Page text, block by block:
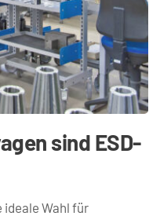
sind ESD-
ideale Wahl für